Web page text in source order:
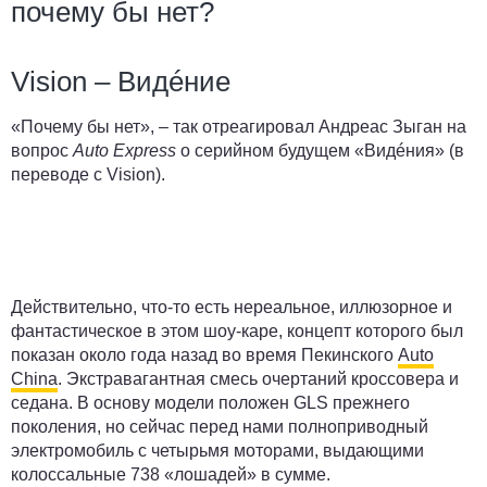
почему бы нет?
Vision – Видéние
«Почему бы нет», – так отреагировал Андреас Зыган на
вопрос Auto Express о серийном будущем «Видéния» (в
переводе с Vision).
Действительно, что-то есть нереальное, иллюзорное и
фантастическое в этом шоу-каре, концепт которого был
показан около года назад во время Пекинского Auto
China. Экстравагантная смесь очертаний кроссовера и
седана. В основу модели положен GLS прежнего
поколения, но сейчас перед нами полноприводный
электромобиль с четырьмя моторами, выдающими
колоссальные 738 «лошадей» в сумме.